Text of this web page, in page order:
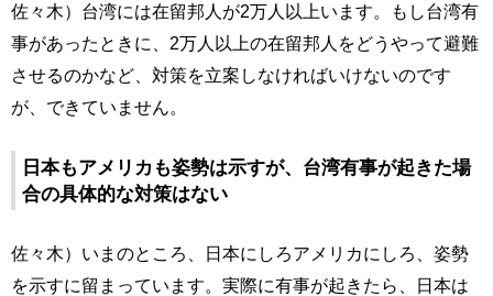
佐々木）台湾には在留邦人が2万人以上います。もし台湾有
事があったときに、2万人以上の在留邦人をどうやって避難
させるのかなど、対策を立案しなければいけないのです
が、できていません。
日本もアメリカも姿勢は示すが、台湾有事が起きた場
合の具体的な対策はない
佐々木）いまのところ、日本にしろアメリカにしろ、姿勢
を示すに留まっています。実際に有事が起きたら、日本は